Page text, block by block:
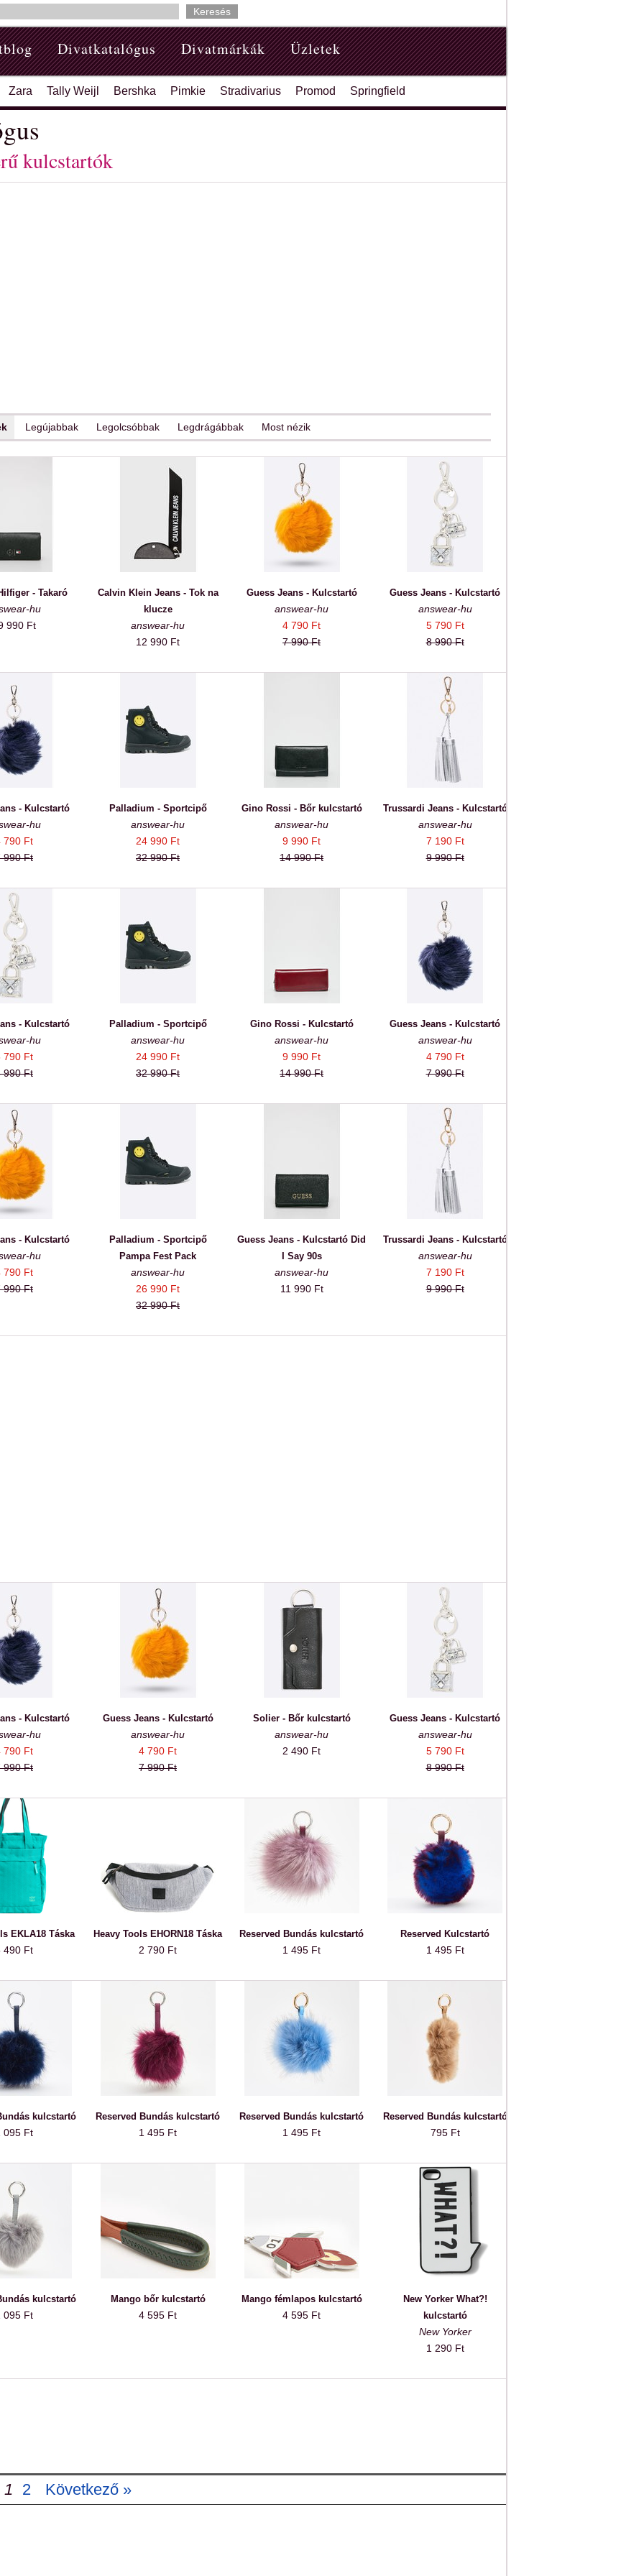
Divatkatalógus Divatmárkák Üzletek
Zara Tally Weijl Bershka Pimkie Stradivarius Promod Springfield
kulcstartók
Legújabbak Legolcsóbbak Legdrágábbak Most nézik
- Takaró
hu
990 Ft
Calvin Klein Jeans - Tok na
klucze
answear-hu
12 990 Ft
Guess Jeans - Kulcstartó
answear-hu
4 790 Ft
7 990 Ft
Guess Jeans - Kulcstartó
answear-hu
5 790 Ft
8 990 Ft
- Kulcstartó
hu
790 Ft
990 Ft
Palladium - Sportcipő
answear-hu
24 990 Ft
32 990 Ft
Gino Rossi - Bőr kulcstartó
answear-hu
9 990 Ft
14 990 Ft
Trussardi Jeans - Kulcstartó
answear-hu
7 190 Ft
9 990 Ft
- Kulcstartó
hu
790 Ft
990 Ft
Palladium - Sportcipő
answear-hu
24 990 Ft
32 990 Ft
Gino Rossi - Kulcstartó
answear-hu
9 990 Ft
14 990 Ft
Guess Jeans - Kulcstartó
answear-hu
4 790 Ft
7 990 Ft
- Kulcstartó
hu
790 Ft
990 Ft
Palladium - Sportcipő
Pampa Fest Pack
answear-hu
26 990 Ft
32 990 Ft
Guess Jeans - Kulcstartó Did
I Say 90s
answear-hu
11 990 Ft
Trussardi Jeans - Kulcstartó
answear-hu
7 190 Ft
9 990 Ft
- Kulcstartó
hu
790 Ft
990 Ft
Guess Jeans - Kulcstartó
answear-hu
4 790 Ft
7 990 Ft
Solier - Bőr kulcstartó
answear-hu
2 490 Ft
Guess Jeans - Kulcstartó
answear-hu
5 790 Ft
8 990 Ft
EKLA18 Táska
490 Ft
Heavy Tools EHORN18 Táska
2 790 Ft
Reserved Bundás kulcstartó
1 495 Ft
Reserved Kulcstartó
1 495 Ft
kulcstartó
095 Ft
Reserved Bundás kulcstartó
1 495 Ft
Reserved Bundás kulcstartó
1 495 Ft
Reserved Bundás kulcstartó
795 Ft
kulcstartó
095 Ft
Mango bőr kulcstartó
4 595 Ft
Mango fémlapos kulcstartó
4 595 Ft
New Yorker What?!
kulcstartó
New Yorker
1 290 Ft
1 2 Következő »